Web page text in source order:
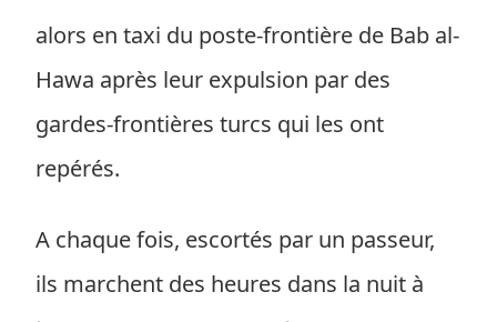
alors en taxi du poste-frontière de Bab al-
Hawa après leur expulsion par des
gardes-frontières turcs qui les ont
repérés.
A chaque fois, escortés par un passeur,
ils marchent des heures dans la nuit à